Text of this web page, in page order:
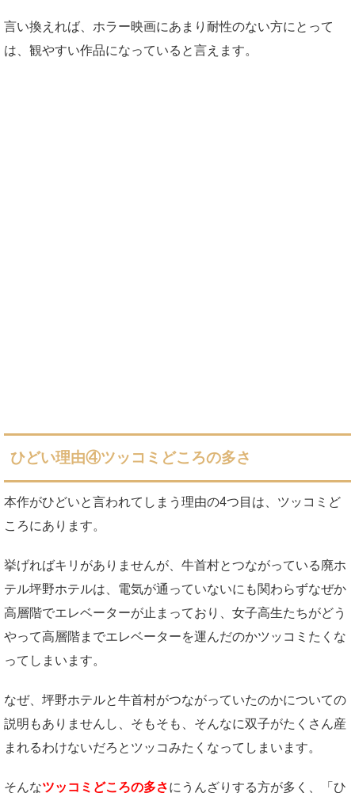
言い換えれば、ホラー映画にあまり耐性のない方にとって
は、観やすい作品になっていると言えます。
ひどい理由④ツッコミどころの多さ
本作がひどいと言われてしまう理由の4つ目は、ツッコミど
ころにあります。
挙げればキリがありませんが、牛首村とつながっている廃ホ
テル坪野ホテルは、電気が通っていないにも関わらずなぜか
高層階でエレベーターが止まっており、女子高生たちがどう
やって高層階までエレベーターを運んだのかツッコミたくな
ってしまいます。
なぜ、坪野ホテルと牛首村がつながっていたのかについての
説明もありませんし、そもそも、そんなに双子がたくさん産
まれるわけないだろとツッコみたくなってしまいます。
そんなツッコミどころの多さにうんざりする方が多く、「ひ